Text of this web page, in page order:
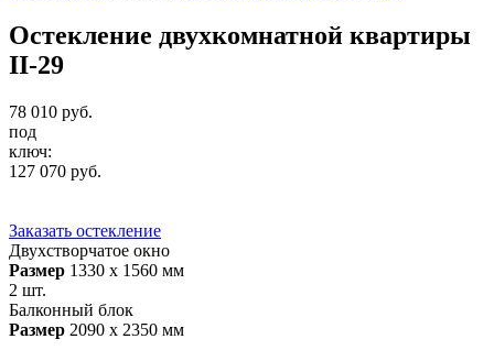
Остекление двухкомнатной квартиры
II-29
78 010 руб.
под
ключ:
127 070 руб.
Заказать остекление
Двухстворчатое окно
Размер 1330 х 1560 мм
2 шт.
Балконный блок
Размер 2090 х 2350 мм